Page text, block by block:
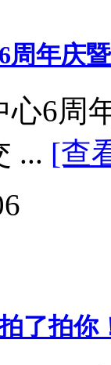
周年庆
6周
... [查
了拍你